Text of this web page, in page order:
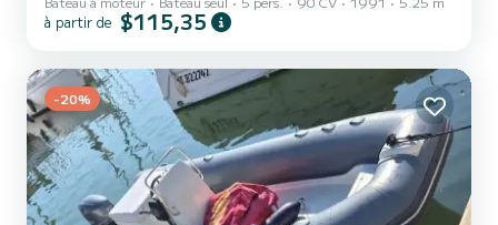
40e supplémentaire équipée du d’un sondeur 5/pers max essence
non comprise
à partir de $115,35
-20%